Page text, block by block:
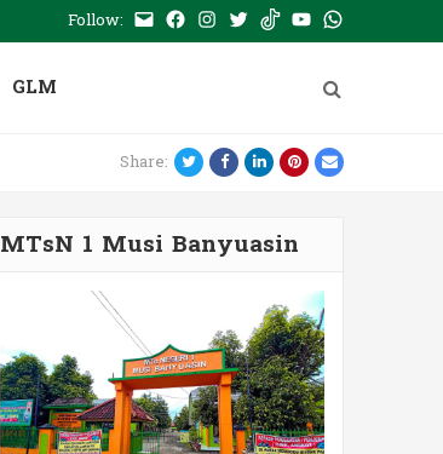
Follow: E- Facebook
Instagram
TwitterTiktokYoutubeWhatsApp
GLM
Share: TwitterFacebookLinkedIn
Pinterest
Email
MTsN 1 Musi Banyuasin